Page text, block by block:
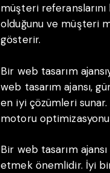
müşteri
olduğunu ve müşteri
gösterir.
Bir web tasarım
web tasarım ajansı,
en iyi çözümleri sunar.
motoru
Bir web tasarım
etmek önemlidir. İyi